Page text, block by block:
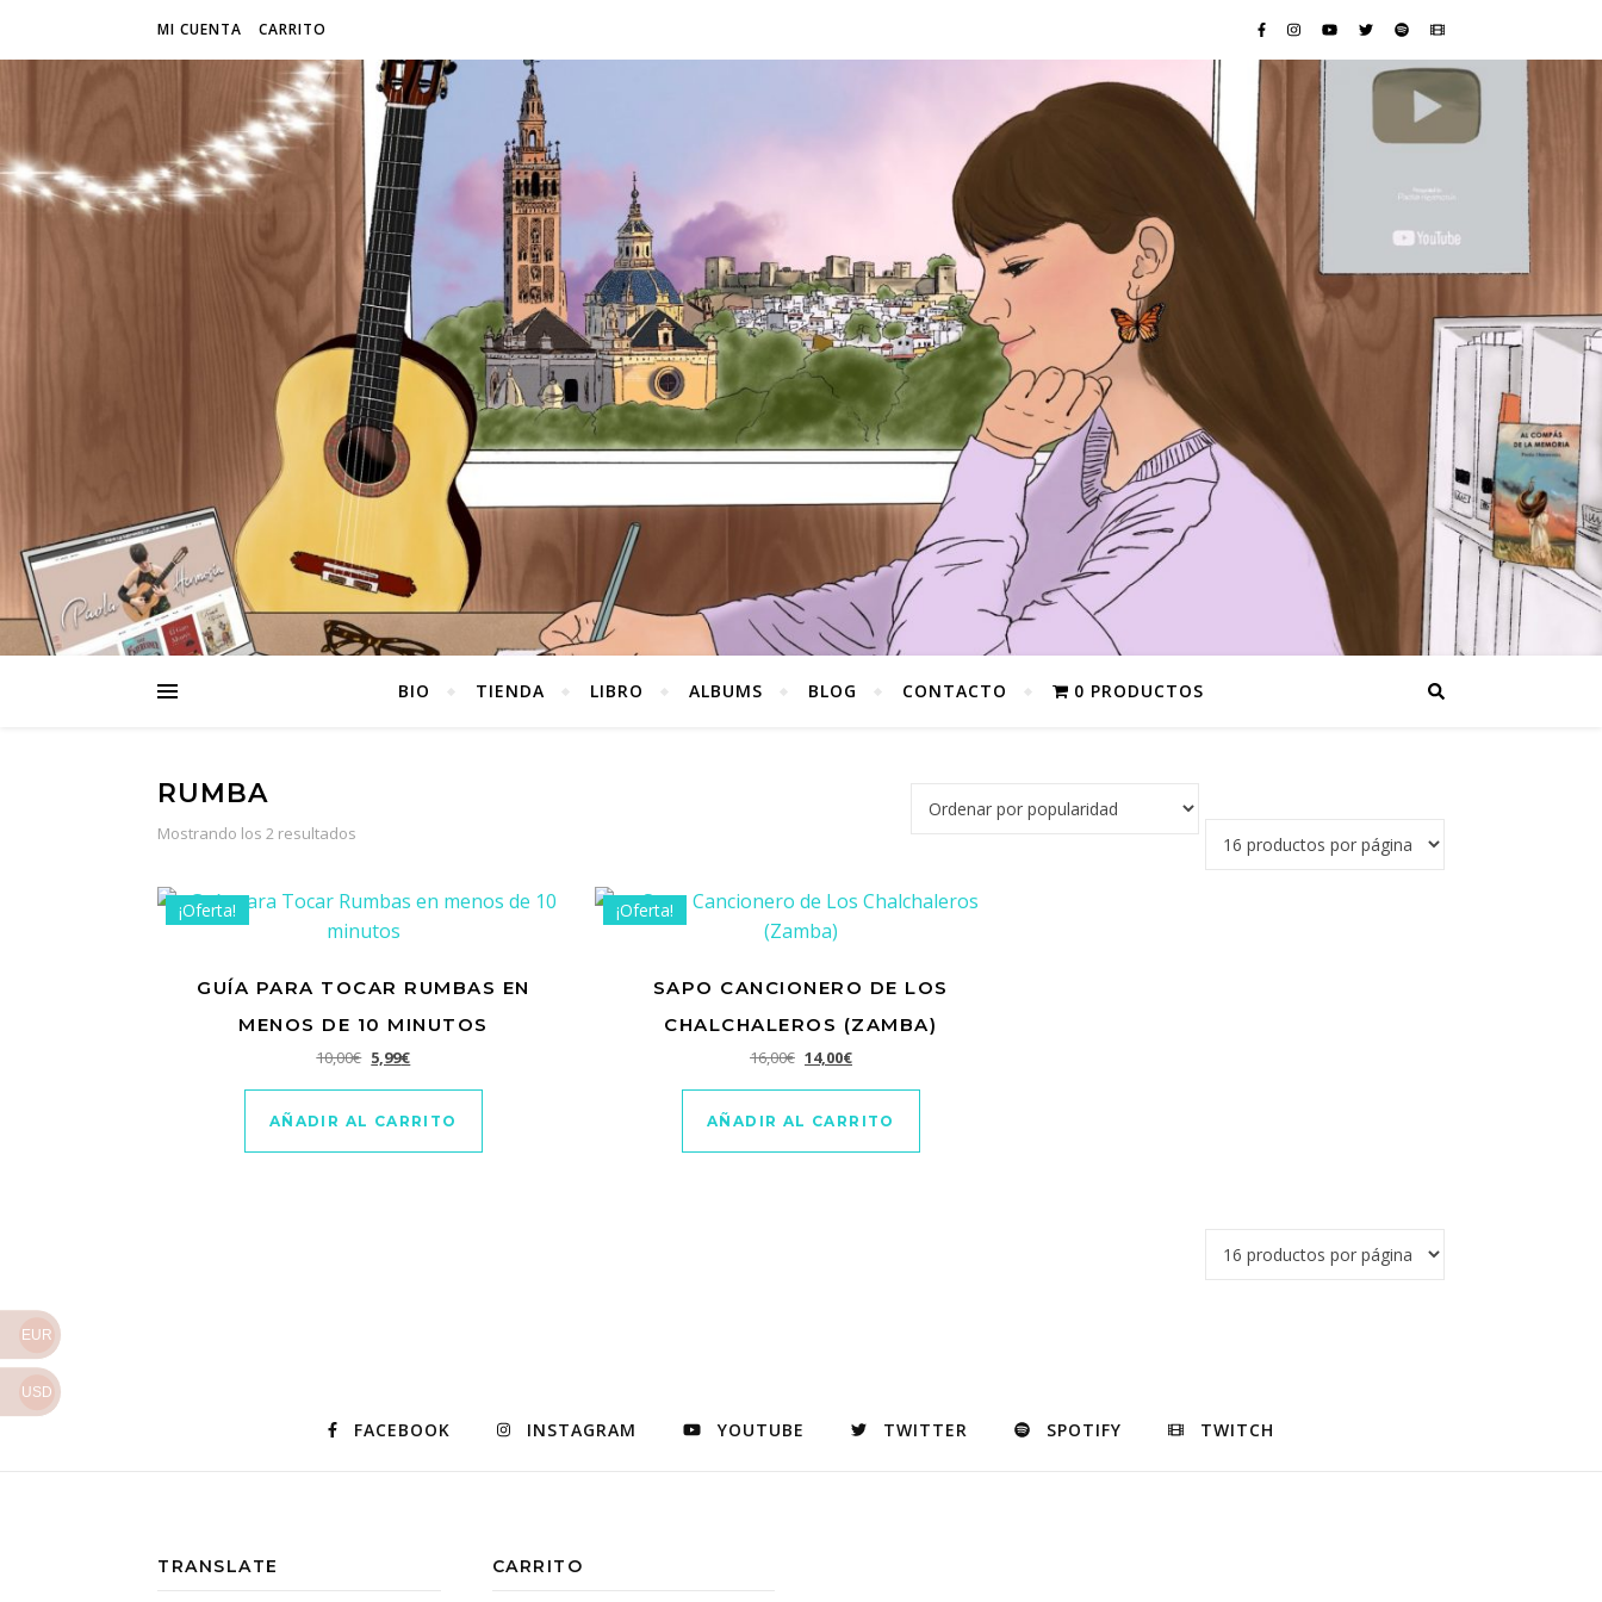
MI CUENTA CARRITO
BIO TIENDA LIBRO ALBUMS BLOG CONTACTO 0 PRODUCTOS
RUMBA
Mostrando los 2 resultados
¡Oferta!
GUÍA PARA TOCAR RUMBAS EN
MENOS DE 10 MINUTOS
10,00€ El precio original era: 10,00€.
5,99€El precio actual es: 5,99€.
AÑADIR AL CARRITO
¡Oferta!
SAPO CANCIONERO DE LOS
CHALCHALEROS (ZAMBA)
16,00€ El precio original era: 16,00€.
14,00€El precio actual es: 14,00€.
AÑADIR AL CARRITO
FACEBOOK INSTAGRAM YOUTUBE TWITTER SPOTIFY TWITCH
TRANSLATE CARRITO
EUR
USD